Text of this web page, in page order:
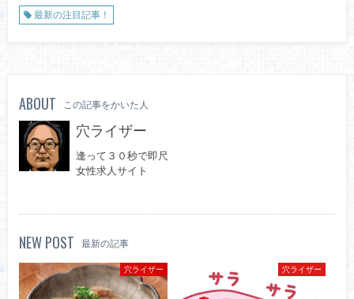
最新の注目記事！
ABOUT この記事をかいた人
穴ライザー
逢って３０秒で即尺
女性求人サイト
NEW POST 最新の記事
穴ライザー 穴ライザー